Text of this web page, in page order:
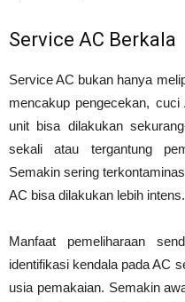
Service AC Berkala
Service AC bukan hanya
mencakup pengecekan,
unit bisa dilakukan
sekali atau tergantung
Semakin sering
AC bisa dilakukan lebih intens.
Manfaat pemeliharaan
identifikasi kendala pada AC
usia pemakaian. Semakin